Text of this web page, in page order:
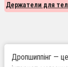
Держатели для
Дропшиппінг —